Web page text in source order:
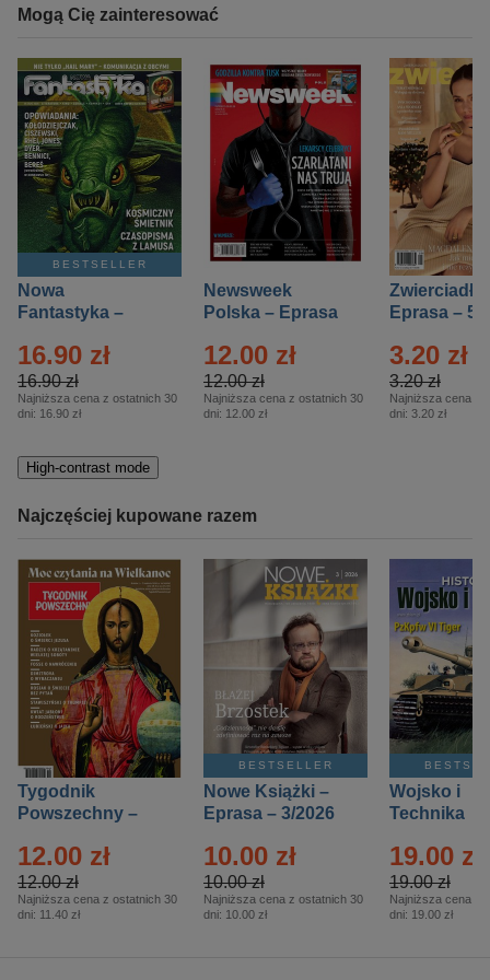
Mogą Cię zainteresować
BESTSELLER
Nowa
Fantastyka –
16.90 zł
16.90 zł
Najniższa cena z ostatnich 30
dni: 16.90 zł
Newsweek
Polska – Eprasa
12.00 zł
12.00 zł
Najniższa cena z ostatnich 30
dni: 12.00 zł
Zwierciadło
Eprasa – 5/
3.20 zł
3.20 zł
Najniższa cena z
dni: 3.20 zł
High-contrast mode
Najczęściej kupowane razem
Tygodnik
Powszechny –
12.00 zł
12.00 zł
Najniższa cena z ostatnich 30
dni: 11.40 zł
BESTSELLER
Nowe Książki –
Eprasa – 3/2026
10.00 zł
10.00 zł
Najniższa cena z ostatnich 30
dni: 10.00 zł
Wojsko i
Technika
– 2/2026
19.00 zł
19.00 zł
Najniższa cena z
dni: 19.00 zł